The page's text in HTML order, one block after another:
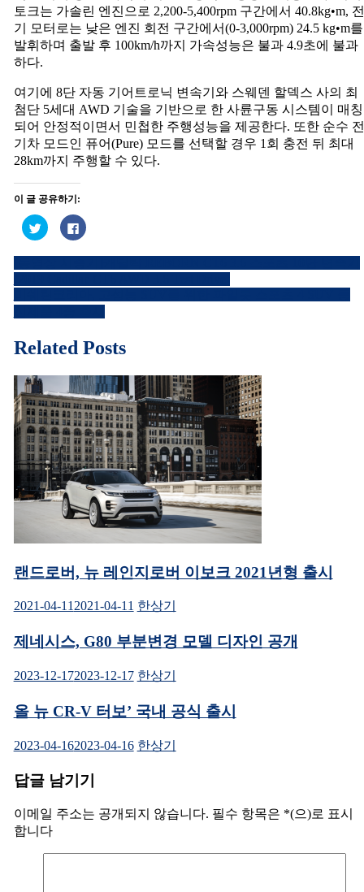
토크는 가솔린 엔진으로 2,200-5,400rpm 구간에서 40.8kg•m, 전
기 모터로는 낮은 엔진 회전 구간에서(0-3,000rpm) 24.5 kg•m를
발휘하며 출발 후 100km/h까지 가속성능은 불과 4.9초에 불과
하다.
여기에 8단 자동 기어트로닉 변속기와 스웨덴 할덱스 사의 최
첨단 5세대 AWD 기술을 기반으로 한 사륜구동 시스템이 매칭
되어 안정적이면서 민첩한 주행성능을 제공한다. 또한 순수 전
기차 모드인 퓨어(Pure) 모드를 선택할 경우 1회 충전 뒤 최대
28km까지 주행할 수 있다.
이 글 공유하기:
트
위
로
유
하
(새
에
림)
페
이
북
공
유
려
클
하
세
창
에
서
열
림)
글
내
비
게
이
션
Related Posts
랜드로버, 뉴 레인지로버 이보크 2021년형 출시
2021-04-11 2021-04-11 한상기
제네시스, G80 부분변경 모델 디자인 공개
2023-12-172023-12-17 한상기
올 뉴 CR-V 터보’ 국내 공식 출시
2023-04-162023-04-16 한상기
답글 남기기
이메일 주소는 공개되지 않습니다. 필수 항목은 *(으)로 표시
합니다